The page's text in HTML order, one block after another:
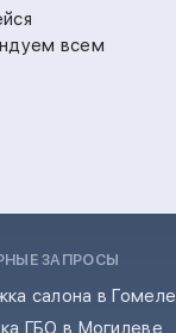
всем
ЗАПРОСЫ
салона в Гомеле
ГБО в Могилеве